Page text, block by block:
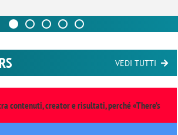
VEDI TUTTI
contenuti, creator e risultati, perché «There’s